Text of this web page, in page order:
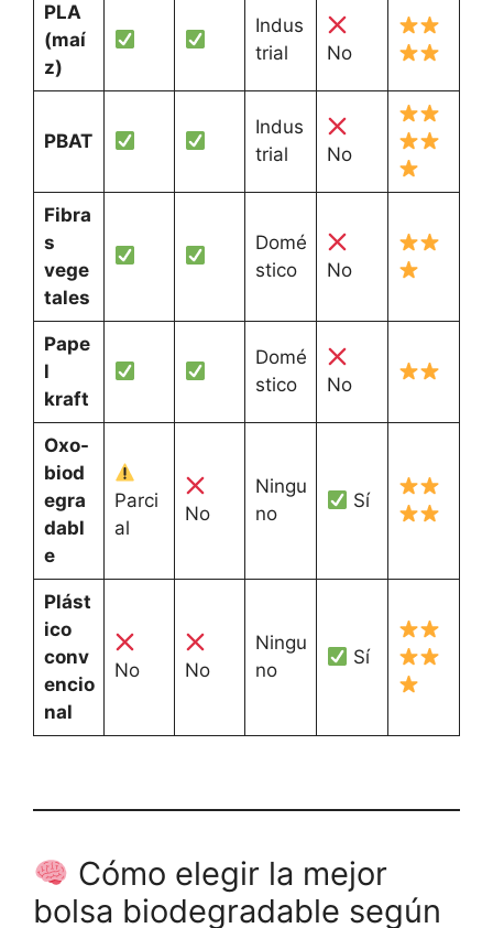
PLA
(maí
z)
Indus
trial
No
PBAT
Indus
trial
No
Fibra
s
vege
tales
Domé
stico
No
Pape
l
kraft
Domé
stico
No
Oxo-
biod
egra
dabl
e
Parci
al
No
Ningu
no
Sí
Plást
ico
conv
encio
nal
No No
Ningu
no
Sí
Cómo elegir la mejor
bolsa biodegradable según